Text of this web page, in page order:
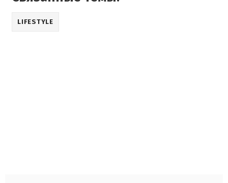
LIFESTYLE